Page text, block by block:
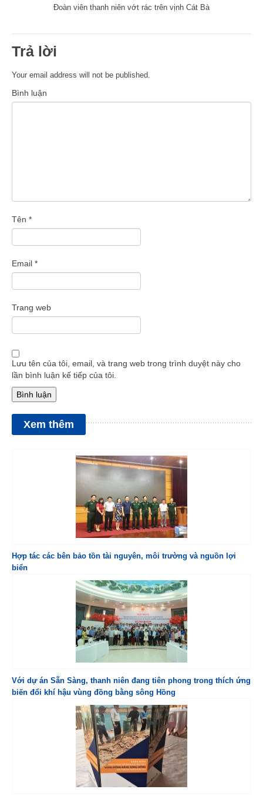
Đoàn viên thanh niên vớt rác trên vịnh Cát Bà
Trả lời
Your email address will not be published.
Bình luận
Tên *
Email *
Trang web
Lưu tên của tôi, email, và trang web trong trình duyệt này cho
lần bình luận kế tiếp của tôi.
Xem thêm
Hợp tác các bên bảo tồn tài nguyên, môi trường và nguồn lợi
biển
Với dự án Sẵn Sàng, thanh niên đang tiên phong trong thích ứng
biến đổi khí hậu vùng đồng bằng sông Hồng